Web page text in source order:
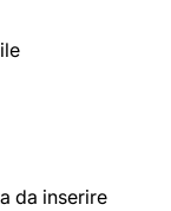
da inserire